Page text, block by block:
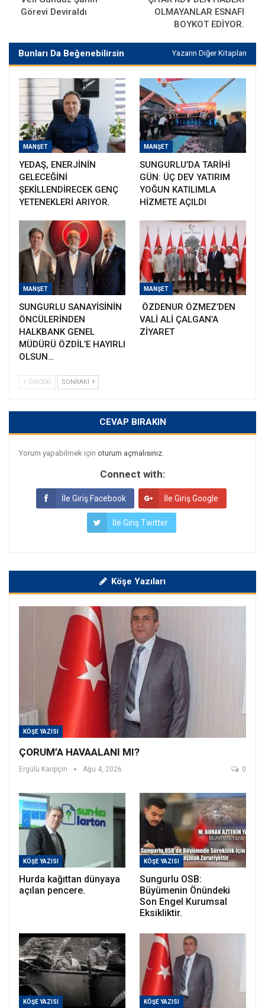
Görevi Deviraldı
OLMAYANLAR ESNAFI
BOYKOT EDİYOR.
Bunları Da Beğenebilirsin Yazarın Diğer Kitapları
MANŞET
YEDAŞ, ENERJİNİN
GELECEĞİNİ
ŞEKİLLENDİRECEK GENÇ
YETENEKLERİ ARIYOR.
MANŞET
SUNGURLU’DA TARİHİ
GÜN: ÜÇ DEV YATIRIM
YOĞUN KATILIMLA
HİZMETE AÇILDI
MANŞET
SUNGURLU SANAYİSİNİN
ÖNCÜLERİNDEN
HALKBANK GENEL
MÜDÜRÜ ÖZDİL’E HAYIRLI
OLSUN…
MANŞET
ÖZDENUR ÖZMEZ’DEN
VALİ ALİ ÇALGAN’A
ZİYARET
ÖNCEKI SONRAKI
CEVAP BIRAKIN
Yorum yapabilmek için oturum açmalısınız
Connect with:
İle Giriş Facebook İle Giriş Google
İle Giriş Twitter
Köşe Yazıları
KÖŞE YAZISI
ÇORUM’A HAVAALANI MI?
Ergülü Karipçin Ağu 4, 2026 0
KÖŞE YAZISI
Hurda kağıttan dünyaya
açılan pencere.
KÖŞE YAZISI
Sungurlu OSB:
Büyümenin Önündeki
Son Engel Kurumsal
Eksikliktir.
KÖŞE YAZISI KÖŞE YAZISI